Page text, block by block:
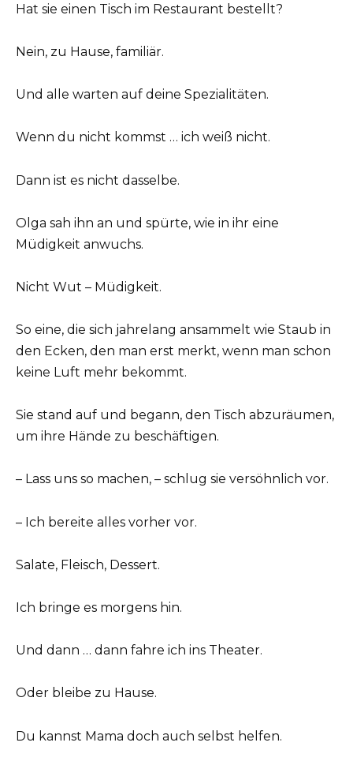
Hat sie einen Tisch im Restaurant bestellt?
Nein, zu Hause, familiär.
Und alle warten auf deine Spezialitäten.
Wenn du nicht kommst … ich weiß nicht.
Dann ist es nicht dasselbe.
Olga sah ihn an und spürte, wie in ihr eine
Müdigkeit anwuchs.
Nicht Wut – Müdigkeit.
So eine, die sich jahrelang ansammelt wie Staub in
den Ecken, den man erst merkt, wenn man schon
keine Luft mehr bekommt.
Sie stand auf und begann, den Tisch abzuräumen,
um ihre Hände zu beschäftigen.
– Lass uns so machen, – schlug sie versöhnlich vor.
– Ich bereite alles vorher vor.
Salate, Fleisch, Dessert.
Ich bringe es morgens hin.
Und dann … dann fahre ich ins Theater.
Oder bleibe zu Hause.
Du kannst Mama doch auch selbst helfen.